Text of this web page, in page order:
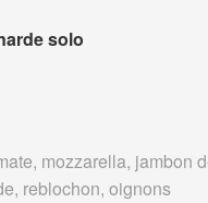
solo
mozzarella, jambon
reblochon, oignons